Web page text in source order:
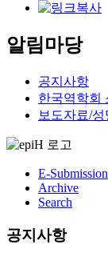
알림마당
공지사항
한국역학회
보도자료/성
E-Submission
Archive
Search
공지사항